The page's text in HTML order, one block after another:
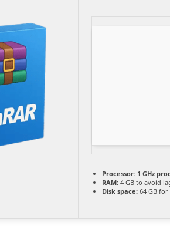
Processor: 1 GHz
RAM: 4 GB to avoid
Disk space: 64 GB